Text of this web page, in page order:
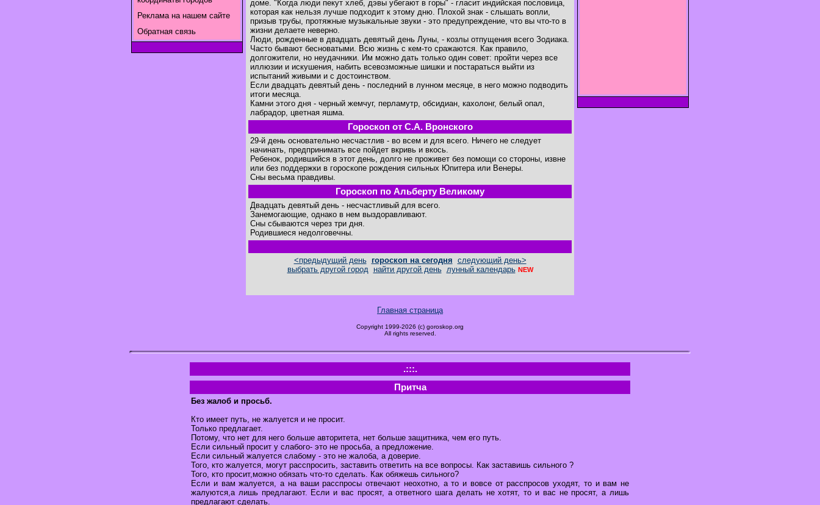
Реклама на нашем сайте
Обратная связь
доме. "Когда люди пекут хлеб, дэвы убегают в горы" - гласит индийская пословица,
которая как нельзя лучше подходит к этому дню. Плохой знак - слышать вопли,
призыв трубы, протяжные музыкальные звуки - это предупреждение, что вы что-то в
жизни делаете неверно.
Люди, рожденные в двадцать девятый день Луны, - козлы отпущения всего Зодиака.
Часто бывают бесноватыми. Всю жизнь с кем-то сражаются. Как правило,
долгожители, но неудачники. Им можно дать только один совет: пройти через все
иллюзии и искушения, набить всевозможные шишки и постараться выйти из
испытаний живыми и с достоинством.
Если двадцать девятый день - последний в лунном месяце, в него можно подводить
итоги месяца.
Камни этого дня - черный жемчуг, перламутр, обсидиан, кахолонг, белый опал,
лабрадор, цветная яшма.
Гороскоп от С.А. Вронского
29-й день основательно несчастлив - во всем и для всего. Ничего не следует
начинать, предпринимать все пойдет вкривь и вкось.
Ребенок, родившийся в этот день, долго не проживет без помощи со стороны, извне
или без поддержки в гороскопе рождения сильных Юпитера или Венеры.
Сны весьма правдивы.
Гороскоп по Альберту Великому
Двадцать девятый день - несчастливый для всего.
Занемогающие, однако в нем выздоравливают.
Сны сбываются через три дня.
Родившиеся недолговечны.
<предыдущий день гороскоп на сегодня следующий день>
выбрать другой город
найти другой день лунный календарь NEW
Главная страница
Copyright 1999-2026 (c) goroskop.org
All rights reserved.
.:::.
Притча
Без жалоб и просьб.
Кто имеет путь, не жалуется и не просит.
Только предлагает.
Потому, что нет для него больше авторитета, нет больше защитника, чем его путь.
Если сильный просит у слабого- это не просьба, а предложение.
Если сильный жалуется слабому - это не жалоба, а доверие.
Того, кто жалуется, могут расспросить, заставить ответить на все вопросы. Как заставишь сильного ?
Того, кто просит,можно обязать что-то сделать. Как обяжешь сильного?
Если и вам жалуется, а на ваши расспросы отвечают неохотно, а то и вовсе от расспросов уходят, то и вам не
жалуются,а лишь предлагают. Если и вас просят, а ответного шага делать не хотят, то и вас не просят, а лишь
предлагают сделать.